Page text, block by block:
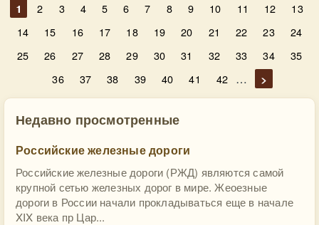
1 2 3 4 5 6 7 8 9 10 11 12
13
14
15 16 17 18 19 20 21 22 23
24
25
26 27 28 29 30 31 32 33 34
35
36
37 38 39 40 41 42 … >
Недавно просмотренные
Российские железные дороги
Российские железные дороги (РЖД) являются самой
крупной сетью железных дорог в мире. Жеоезные
дороги в России начали прокладываться еще в начале
XIX века пр Цар...